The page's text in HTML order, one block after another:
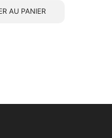
AU PANIER